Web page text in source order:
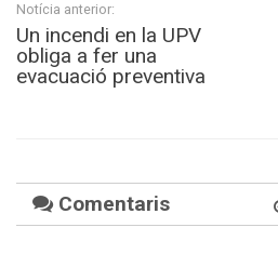
Notícia anterior:
Un incendi en la UPV
obliga a fer una
evacuació preventiva
Comentaris